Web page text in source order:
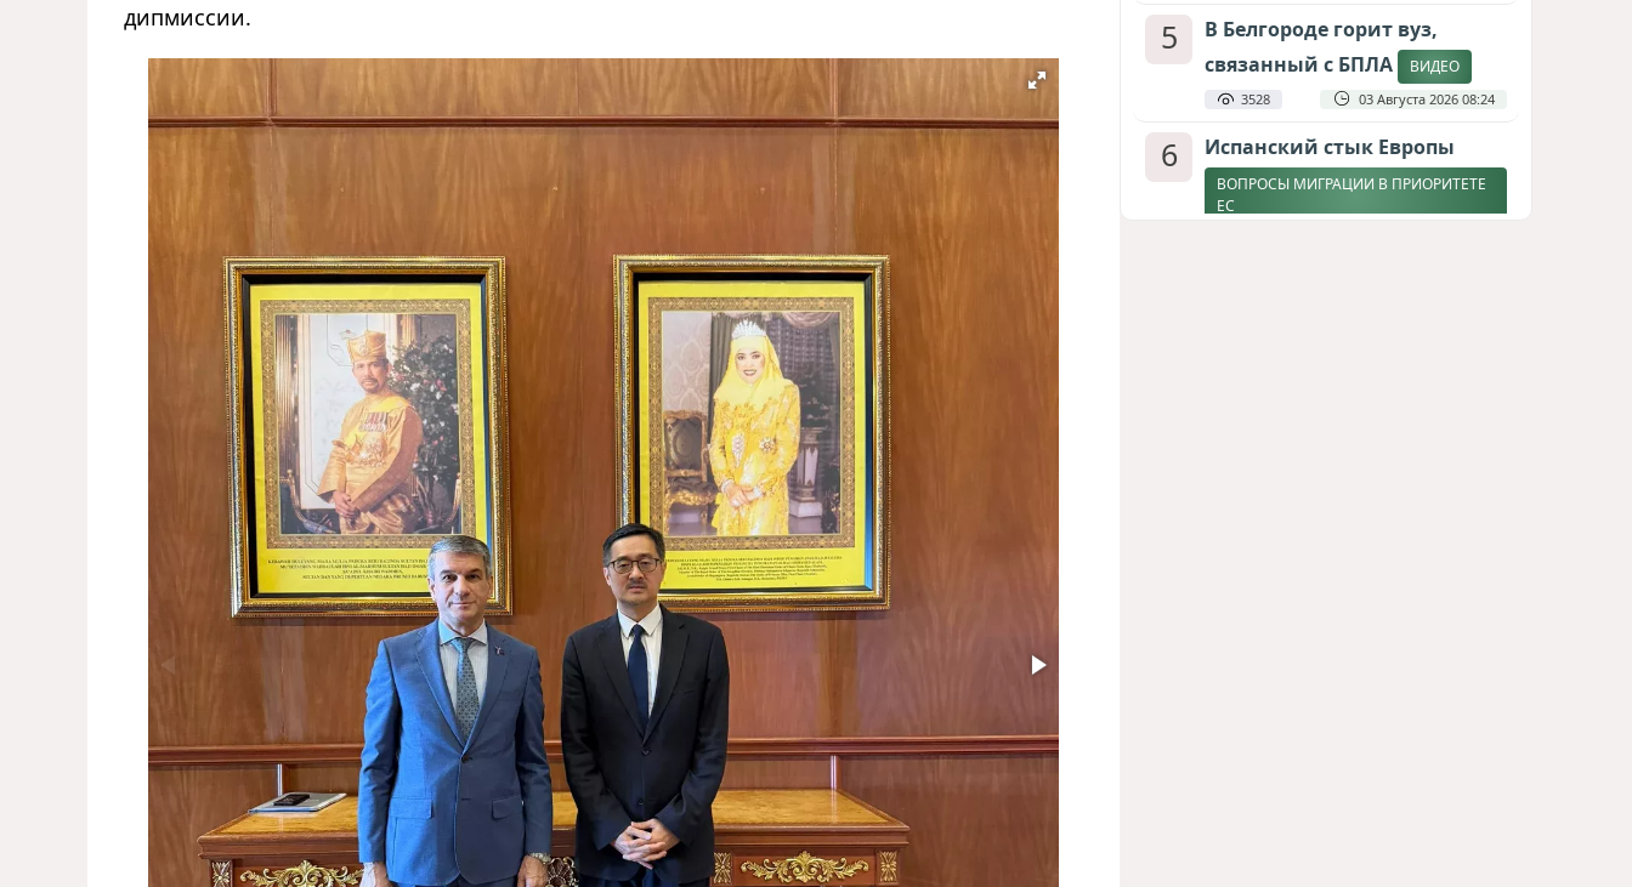
дипмиссии.
5
В Белгороде горит вуз,
связанный с БПЛА
ВИДЕО
3528 03 Августа 2026 08:24
6 Испанский стык Европы
ВОПРОСЫ МИГРАЦИИ В ПРИОРИТЕТЕ
ЕС